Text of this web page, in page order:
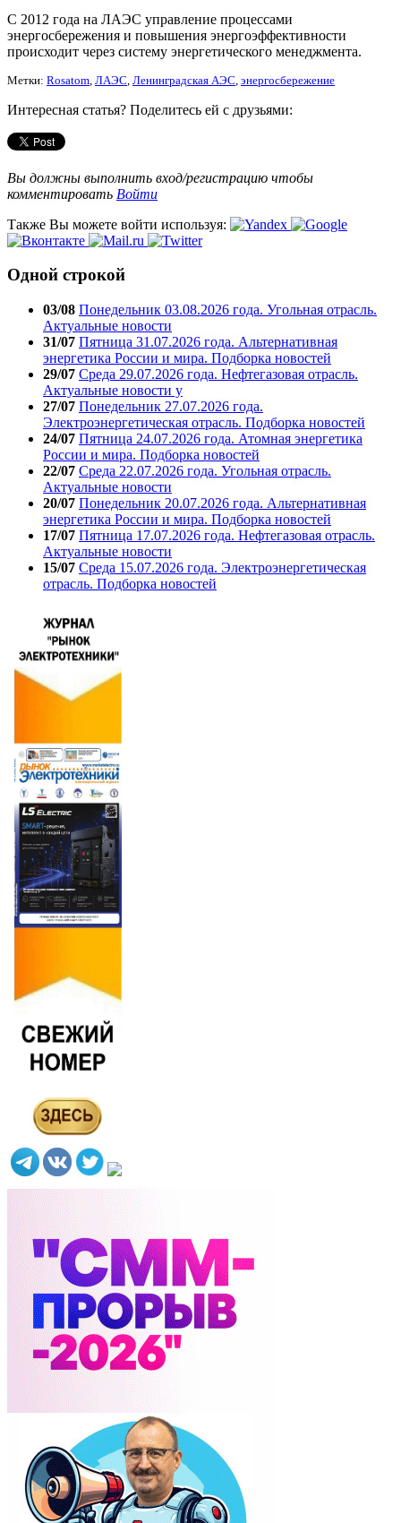
С 2012 года на ЛАЭС управление процессами
энергосбережения и повышения энергоэффективности
происходит через систему энергетического менеджмента.
Метки: Rosatom ЛАЭС Ленинградская АЭС энергосбережение
Интересная статья? Поделитесь ей с друзьями:
Вы должны выполнить вход/регистрацию чтобы
комментировать Войти
Также Вы можете войти используя:
Одной строкой
03/08 Понедельник 03.08.2026 года. Угольная отрасль.
Актуальные новости
31/07 Пятница 31.07.2026 года. Альтернативная
энергетика России и мира. Подборка новостей
29/07 Среда 29.07.2026 года. Нефтегазовая отрасль.
Актуальные новости у
27/07 Понедельник 27.07.2026 года.
Электроэнергетическая отрасль. Подборка новостей
24/07 Пятница 24.07.2026 года. Атомная энергетика
России и мира. Подборка новостей
22/07 Среда 22.07.2026 года. Угольная отрасль.
Актуальные новости
20/07 Понедельник 20.07.2026 года. Альтернативная
энергетика России и мира. Подборка новостей
17/07 Пятница 17.07.2026 года. Нефтегазовая отрасль.
Актуальные новости
15/07 Среда 15.07.2026 года. Электроэнергетическая
отрасль. Подборка новостей